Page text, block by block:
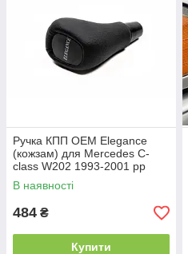
Ручка КПП ОЕМ Elegance
(кожзам) для Mercedes C-
class W202 1993-2001 рр
В наявності
484 ₴
Купити